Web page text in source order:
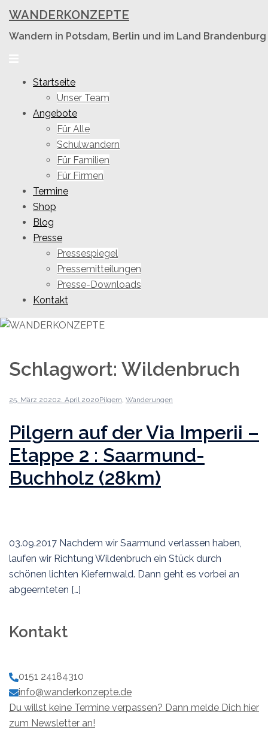
content
WANDERKONZEPTE
Wandern in Potsdam, Berlin und im Land Brandenburg
Startseite
Unser Team
Angebote
Für Alle
Schulwandern
Für Familien
Für Firmen
Termine
Shop
Blog
Presse
Pressespiegel
Pressemitteilungen
Presse-Downloads
Kontakt
Schlagwort: Wildenbruch
25. März 20202. April 2020Pilgern, Wanderungen
Pilgern auf der Via Imperii –
Etappe 2 : Saarmund-
Buchholz (28km)
03.09.2017 Nachdem wir Saarmund verlassen haben,
laufen wir Richtung Wildenbruch ein Stück durch
schönen lichten Kiefernwald. Dann geht es vorbei an
abgeernteten […]
Kontakt
0151 24184310
info@wanderkonzepte.de
Du willst keine Termine verpassen? Dann melde Dich hier
zum Newsletter an!